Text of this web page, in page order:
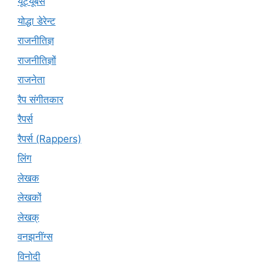
योद्धा डेरेन्ट
राजनीतिज्ञ
राजनीतिज्ञों
राजनेता
रैप संगीतकार
रैपर्स
रैपर्स (Rappers)
लिंग
लेखक
लेखकों
लेखक्
वनझनींग्स
विनोदी